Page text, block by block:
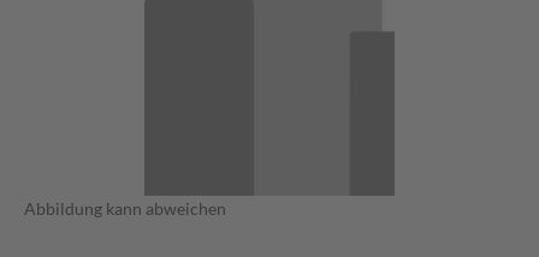
Abbildung kann abweichen